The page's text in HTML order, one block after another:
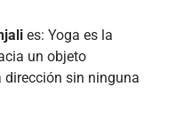
es: Yoga es la
un objeto
dirección sin ninguna